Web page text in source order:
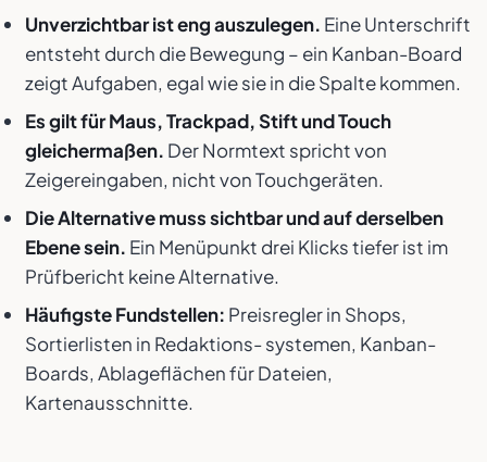
Unverzichtbar ist eng auszulegen. Eine Unterschrift
entsteht durch die Bewegung – ein Kanban-Board
zeigt Aufgaben, egal wie sie in die Spalte kommen.
Es gilt für Maus, Trackpad, Stift und Touch
gleichermaßen. Der Normtext spricht von
Zeigereingaben, nicht von Touchgeräten.
Die Alternative muss sichtbar und auf derselben
Ebene sein. Ein Menüpunkt drei Klicks tiefer ist im
Prüfbericht keine Alternative.
Häufigste Fundstellen: Preisregler in Shops,
Sortierlisten in Redaktions- systemen, Kanban-
Boards, Ablageflächen für Dateien,
Kartenausschnitte.